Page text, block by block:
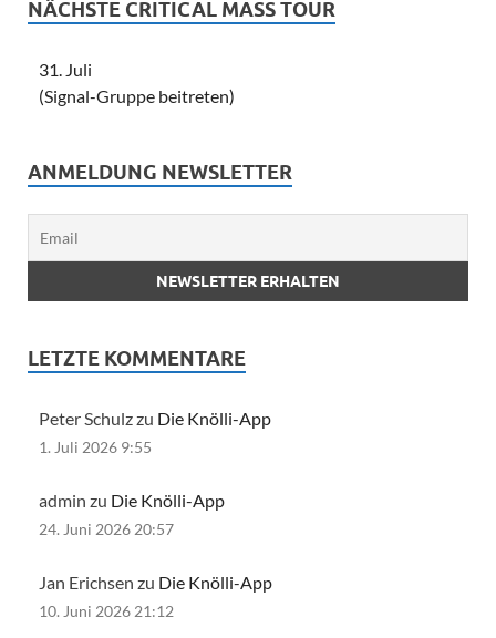
NÄCHSTE CRITICAL MASS TOUR
31. Juli
(Signal-Gruppe beitreten)
ANMELDUNG NEWSLETTER
LETZTE KOMMENTARE
Peter Schulz zu Die Knölli-App
1. Juli 2026 9:55
admin zu Die Knölli-App
24. Juni 2026 20:57
Jan Erichsen zu Die Knölli-App
10. Juni 2026 21:12